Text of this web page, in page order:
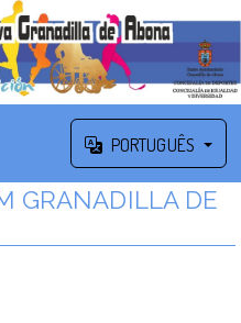
PORTUGUÊS
GRANADILLA DE